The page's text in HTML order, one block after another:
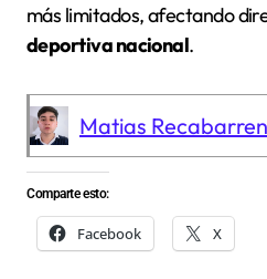
más limitados, afectando
deportiva nacional.
Matias Recabarren
Comparte esto:
Facebook X